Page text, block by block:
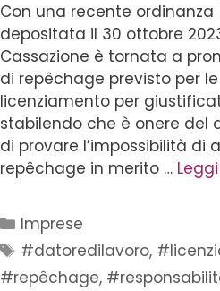
Con una recente ordinanza
depositata il 30 ottobre
Cassazione è tornata a
di repêchage previsto per
licenziamento per
stabilendo che è onere del
di provare l’impossibilità di
repêchage in merito …
Imprese
#datoredilavoro,
#repêchage,